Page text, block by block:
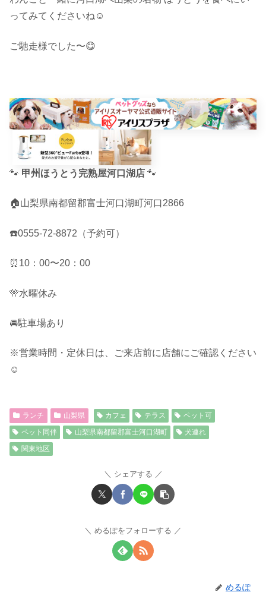
ってみてくださいね☺︎
ご馳走様でした〜😋
🐾 甲州ほうとう完熟屋河口湖店 🐾
🏠山梨県南都留郡富士河口湖町河口2866
☎️0555-72-8872（予約可）
⏰10：00〜20：00
🎌水曜休み
🚘駐車場あり
※営業時間・定休日は、ご来店前に店舗にご確認ください
☺︎
ランチ 山梨県 カフェ テラス
ペット可
ペット同伴
山梨県南都留郡富士河口湖町
犬連れ
関東地区
シェアする
めるぽをフォローする
めるぽ